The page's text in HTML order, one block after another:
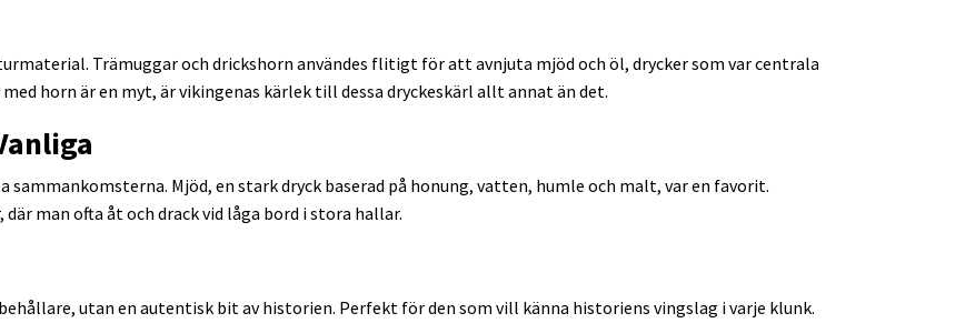
Trämuggar och drickshorn användes flitigt för att avnjuta mjöd och öl, drycker som var centrala
horn är en myt, är vikingenas kärlek till dessa dryckeskärl allt annat än det.
sammankomsterna. Mjöd, en stark dryck baserad på honung, vatten, humle och malt, var en favorit.
man ofta åt och drack vid låga bord i stora hallar.
utan en autentisk bit av historien. Perfekt för den som vill känna historiens vingslag i varje klunk.